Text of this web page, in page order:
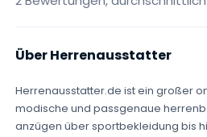
Über Herrenausstatter
Herrenausstatter.de ist ein großer
modische und passgenaue
anzügen über sportbekleidung bis